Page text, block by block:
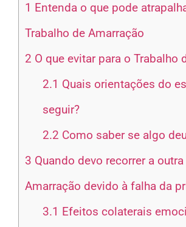
1 Entenda o que pode
Trabalho de Amarração
2 O que evitar para o Trabalho
2.1 Quais orientações do
seguir?
2.2 Como saber se algo
3 Quando devo recorrer a outra
Amarração devido à falha da
3.1 Efeitos colaterais